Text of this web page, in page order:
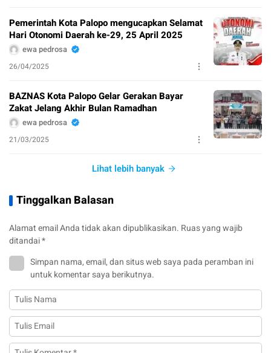
Pemerintah Kota Palopo mengucapkan Selamat
Hari Otonomi Daerah ke-29, 25 April 2025
ewa pedrosa
26/04/2025
BAZNAS Kota Palopo Gelar Gerakan Bayar
Zakat Jelang Akhir Bulan Ramadhan
ewa pedrosa
21/03/2025
Lihat lebih banyak
Tinggalkan Balasan
Alamat email Anda tidak akan dipublikasikan. Ruas yang wajib
ditandai*
Simpan nama, email, dan situs web saya pada peramban ini
untuk komentar saya berikutnya.